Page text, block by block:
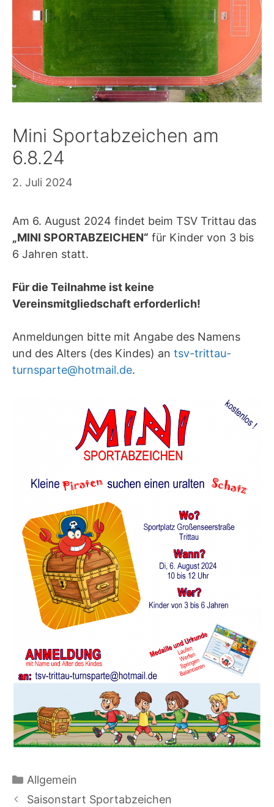
Mini Sportabzeichen am
6.8.24
2. Juli 2024
Am 6. August 2024 findet beim TSV Trittau das
„MINI SPORTABZEICHEN“ für Kinder von 3 bis
6 Jahren statt.
Für die Teilnahme ist keine
Vereinsmitgliedschaft erforderlich!
Anmeldungen bitte mit Angabe des Namens
und des Alters (des Kindes) an tsv-trittau-
turnsparte@hotmail.de.
Kategorien
Allgemein
Saisonstart Sportabzeichen